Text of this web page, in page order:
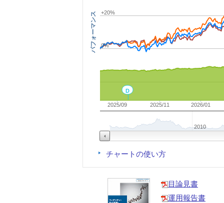
パフォーマンス
D
2025/09 2025/11 2026/01
2010
0%
+20%
チャートの使い方
目論見書
運用報告書